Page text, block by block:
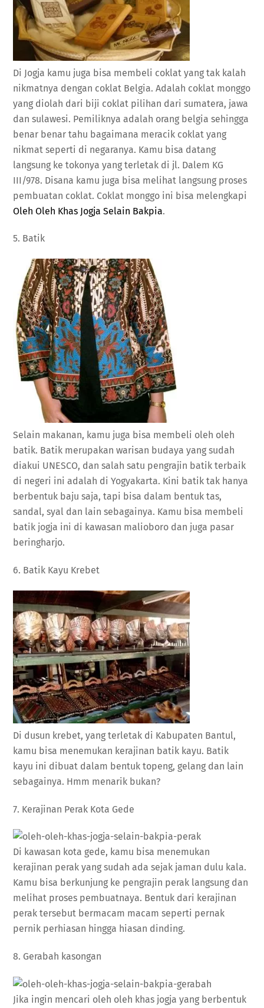
Di Jogja kamu juga bisa membeli coklat yang tak kalah
nikmatnya dengan coklat Belgia. Adalah coklat monggo
yang diolah dari biji coklat pilihan dari sumatera, jawa
dan sulawesi. Pemiliknya adalah orang belgia sehingga
benar benar tahu bagaimana meracik coklat yang
nikmat seperti di negaranya. Kamu bisa datang
langsung ke tokonya yang terletak di jl. Dalem KG
III/978. Disana kamu juga bisa melihat langsung proses
pembuatan coklat. Coklat monggo ini bisa melengkapi
Oleh Oleh Khas Jogja Selain Bakpia.
5. Batik
Selain makanan, kamu juga bisa membeli oleh oleh
batik. Batik merupakan warisan budaya yang sudah
diakui UNESCO, dan salah satu pengrajin batik terbaik
di negeri ini adalah di Yogyakarta. Kini batik tak hanya
berbentuk baju saja, tapi bisa dalam bentuk tas,
sandal, syal dan lain sebagainya. Kamu bisa membeli
batik jogja ini di kawasan malioboro dan juga pasar
beringharjo.
6. Batik Kayu Krebet
Di dusun krebet, yang terletak di Kabupaten Bantul,
kamu bisa menemukan kerajinan batik kayu. Batik
kayu ini dibuat dalam bentuk topeng, gelang dan lain
sebagainya. Hmm menarik bukan?
7. Kerajinan Perak Kota Gede
Di kawasan kota gede, kamu bisa menemukan
kerajinan perak yang sudah ada sejak jaman dulu kala.
Kamu bisa berkunjung ke pengrajin perak langsung dan
melihat proses pembuatnaya. Bentuk dari kerajinan
perak tersebut bermacam macam seperti pernak
pernik perhiasan hingga hiasan dinding.
8. Gerabah kasongan
Jika ingin mencari oleh oleh khas jogja yang berbentuk